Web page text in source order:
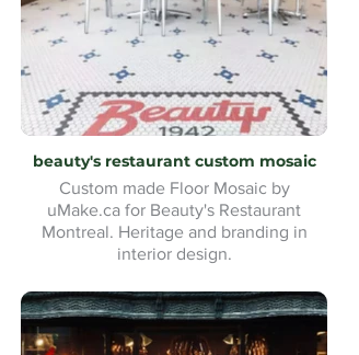
beauty's restaurant custom mosaic
Custom made Floor Mosaic by
uMake.ca for Beauty's Restaurant
Montreal. Heritage and branding in
interior design.